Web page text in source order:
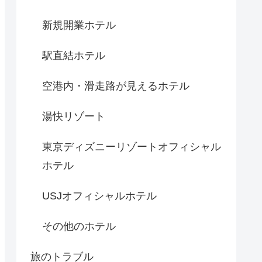
新規開業ホテル
駅直結ホテル
空港内・滑走路が見えるホテル
湯快リゾート
東京ディズニーリゾートオフィシャル
ホテル
USJオフィシャルホテル
その他のホテル
旅のトラブル